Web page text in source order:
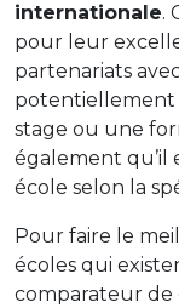
internationale.
pour leur
partenariats
potentiellement
stage ou une
également qu’il
école selon la
Pour faire le
écoles qui
comparateur de